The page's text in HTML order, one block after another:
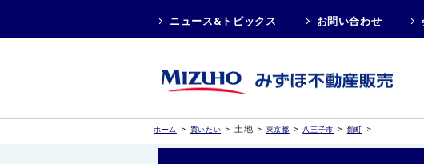
ニュース&トピックス お問い合わせ
ホーム > 買いたい > 土地 > 東京都 > 八王子市 > 館町 >